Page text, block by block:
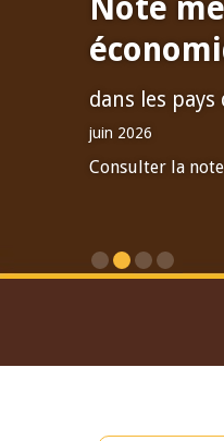
Note
dans les pays
juin 2026
Consulter la note